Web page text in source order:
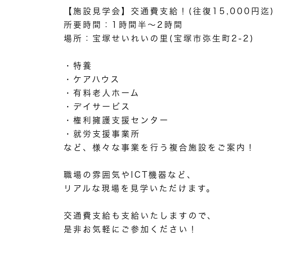
【施設見学会】交通費支給！(往復15,000円迄)
所要時間：1時間半～2時間
場所：宝塚せいれいの里(宝塚市弥生町2-2)
・特養
・ケアハウス
・有料老人ホーム
・デイサービス
・権利擁護支援センター
・就労支援事業所
など、様々な事業を行う複合施設をご案内！
職場の雰囲気やICT機器など、
リアルな現場を見学いただけます。
交通費支給も支給いたしますので、
是非お気軽にご参加ください！